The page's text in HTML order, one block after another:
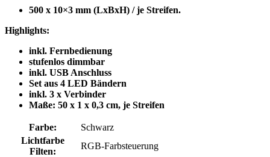
500 x 10×3 mm (LxBxH) / je Streifen.
Highlights:
inkl. Fernbedienung
stufenlos dimmbar
inkl. USB Anschluss
Set aus 4 LED Bändern
inkl. 3 x Verbinder
Maße: 50 x 1 x 0,3 cm, je Streifen
Farbe:
Schwarz
Lichtfarbe
Filten:
RGB-Farbsteuerung